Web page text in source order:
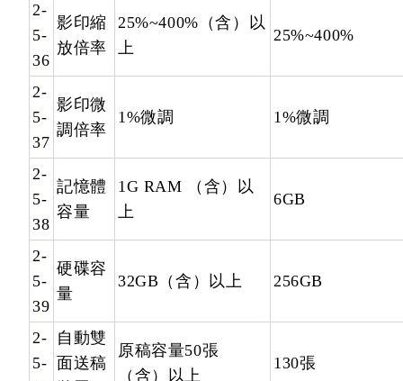
2-
5-
36
影印縮
放倍率
25%~400%（含）以
上
25%~400%
2-
5-
37
影印微
調倍率
1%微調 1%微調
2-
5-
38
記憶體
容量
1G RAM （含）以
上
6GB
2-
5-
39
硬碟容
量
32GB（含）以上 256GB
2-
5-
自動雙
面送稿
原稿容量50張
（含）以上
130張